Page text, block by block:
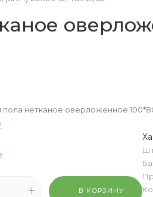
пола нетканое оверложенное
В КОРЗИНУ